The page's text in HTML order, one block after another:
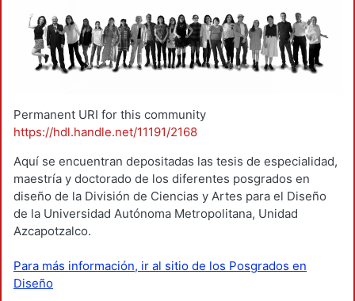
Permanent URI for this community
https://hdl.handle.net/11191/2168
Aquí se encuentran depositadas las tesis de especialidad,
maestría y doctorado de los diferentes posgrados en
diseño de la División de Ciencias y Artes para el Diseño
de la Universidad Autónoma Metropolitana, Unidad
Azcapotzalco.
Para más información, ir al sitio de los Posgrados en
Diseño